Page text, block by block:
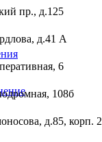
пр., д.125
д.41 А
6
108б
д.85, корп. 2